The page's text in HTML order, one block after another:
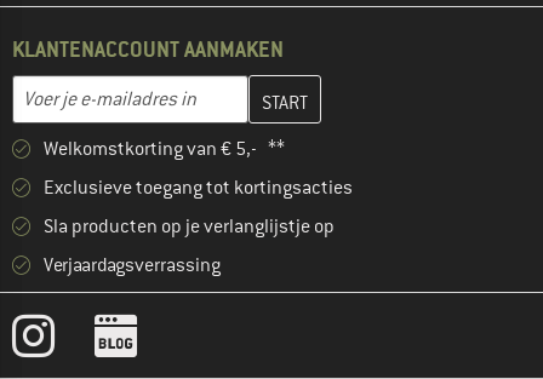
KLANTENACCOUNT AANMAKEN
E-mailadres
Vul je e-mailadres hier in en maak in de volgende stap je
Welkomstkorting van € 5,- **
Exclusieve toegang tot kortingsacties
Sla producten op je verlanglijstje op
Verjaardagsverrassing